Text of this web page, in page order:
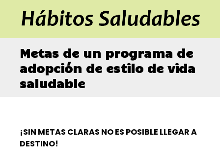
Metas de un programa de
adopción de estilo de vida
saludable
¡SIN METAS CLARAS NO ES POSIBLE LLEGAR A
DESTINO!